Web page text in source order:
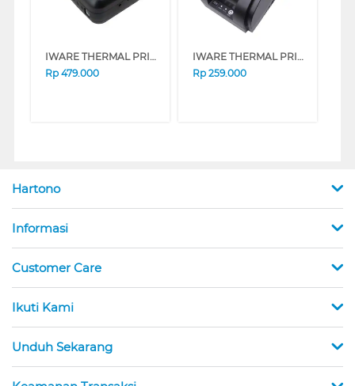
IWARE THERMAL PRINTER C-80MPO
Rp 479.000
IWARE THERMAL PRINTER XP-58IIZ
Rp 259.000
Hartono
Informasi
Customer Care
Ikuti Kami
Unduh Sekarang